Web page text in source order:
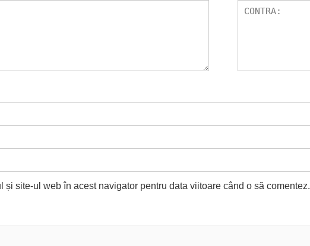
și site-ul web în acest navigator pentru data viitoare când o să comentez.